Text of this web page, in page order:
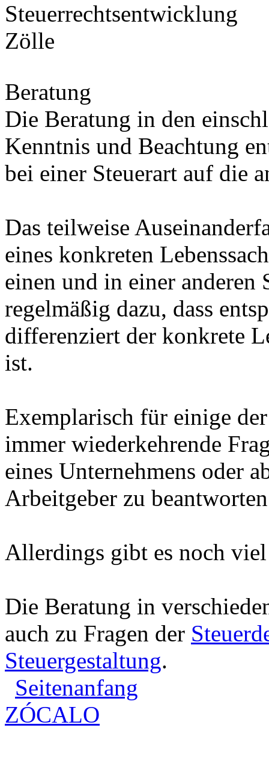
Steuerrechtsentwicklung
Zölle
Beratung
Die Beratung in den
Kenntnis und Beachtung
bei einer Steuerart auf die
Das teilweise
eines konkreten
einen und in einer anderen
regelmäßig dazu, dass
differenziert der konkrete
ist.
Exemplarisch für einige
immer wiederkehrende
eines Unternehmens oder
Arbeitgeber zu
Allerdings gibt es noch
Die Beratung in
auch zu Fragen der
Steuergestaltung.
Seitenanfang
ZÓCALO